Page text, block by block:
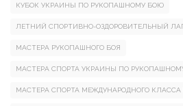
КУБОК УКРАИНЫ ПО РУКОПАШНОМУ БОЮ
ЛЕТНИЙ СПОРТИВНО-ОЗДОРОВИТЕЛЬНЫЙ
МАСТЕРА РУКОПАШНОГО БОЯ
МАСТЕРА СПОРТА УКРАИНЫ ПО
МАСТЕРА СПОРТА МЕЖДУНАРОДНОГО